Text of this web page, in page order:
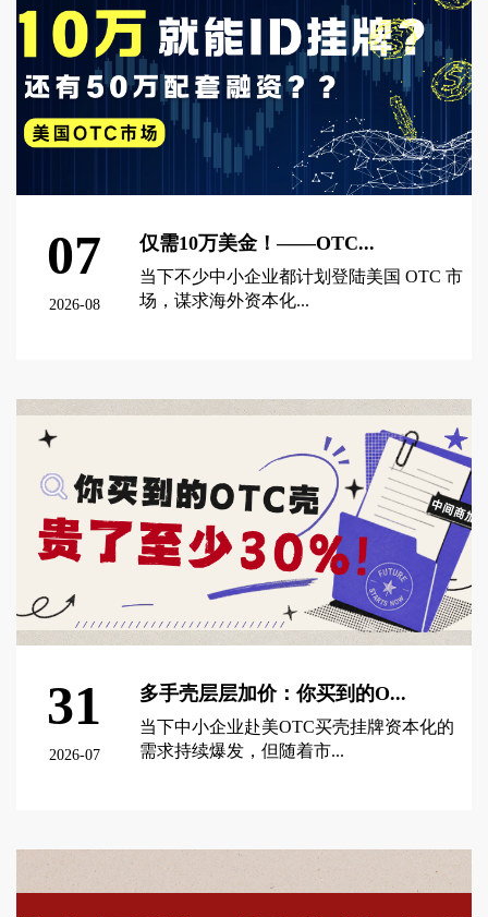
07
2026-08
仅需10万美金！——OTC...
当下不少中小企业都计划登陆美国 OTC 市
场，谋求海外资本化...
31
2026-07
多手壳层层加价：你买到的O...
当下中小企业赴美OTC买壳挂牌资本化的
需求持续爆发，但随着市...